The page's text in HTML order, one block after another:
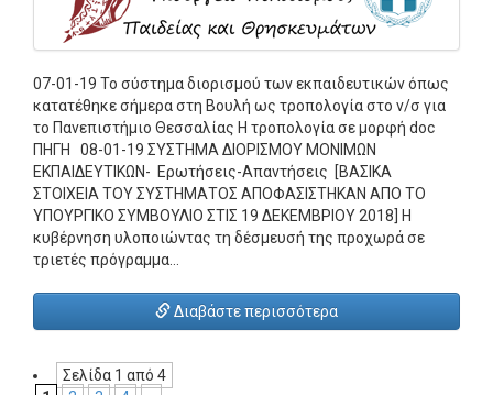
07-01-19 Το σύστημα διορισμού των εκπαιδευτικών όπως
κατατέθηκε σήμερα στη Βουλή ως τροπολογία στο ν/σ για
το Πανεπιστήμιο Θεσσαλίας Η τροπολογία σε μορφή doc
ΠΗΓΗ 08-01-19 ΣΥΣΤΗΜΑ ΔΙΟΡΙΣΜΟΥ ΜΟΝΙΜΩΝ
ΕΚΠΑΙΔΕΥΤΙΚΩΝ- Ερωτήσεις-Απαντήσεις [ΒΑΣΙΚΑ
ΣΤΟΙΧΕΙΑ ΤΟΥ ΣΥΣΤΗΜΑΤΟΣ ΑΠΟΦΑΣΙΣΤΗΚΑΝ ΑΠΟ ΤΟ
ΥΠΟΥΡΓΙΚΟ ΣΥΜΒΟΥΛΙΟ ΣΤΙΣ 19 ΔΕΚΕΜΒΡΙΟΥ 2018] Η
κυβέρνηση υλοποιώντας τη δέσμευσή της προχωρά σε
τριετές πρόγραμμα…
Διαβάστε περισσότερα
Σελίδα 1 από 4